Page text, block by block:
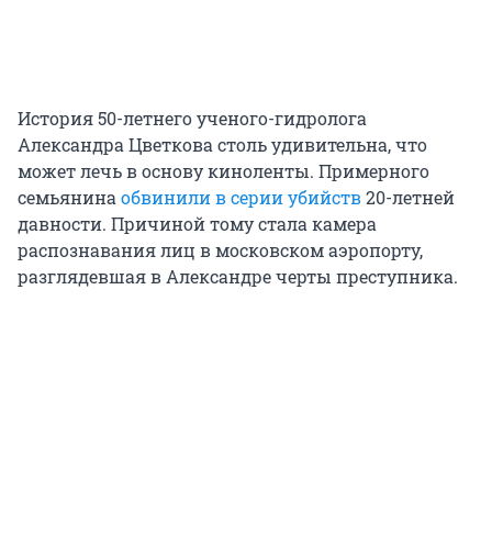
История 50-летнего ученого-гидролога
Александра Цветкова столь удивительна, что
может лечь в основу киноленты. Примерного
семьянина обвинили в серии убийств20-летней
давности. Причиной тому стала камера
распознавания лиц в московском аэропорту,
разглядевшая в Александре черты преступника.